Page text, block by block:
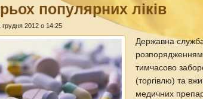
популярних ліків
грудня 2012 о 14:25
Державна служба
тимчасово
(торгівлю) та
медичних